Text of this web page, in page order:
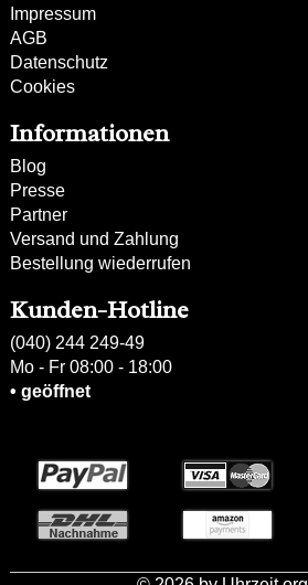
Impressum
AGB
Datenschutz
Cookies
Informationen
Blog
Presse
Partner
Versand und Zahlung
Bestellung wiederrufen
Kunden-Hotline
(040) 244 249-49
Mo - Fr 08:00 - 18:00
• geöffnet